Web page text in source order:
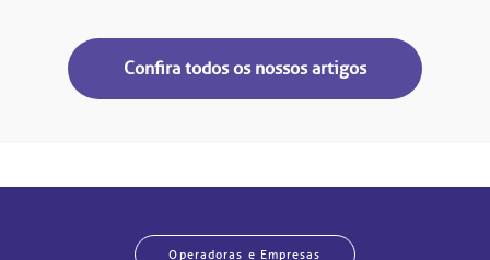
Confira todos os nossos artigos
Operadoras e Empresas